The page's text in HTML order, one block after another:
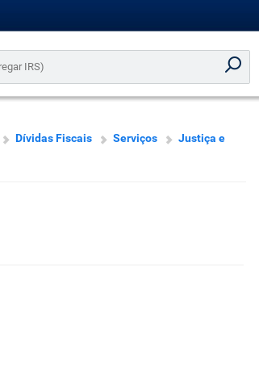
Dívidas Fiscais Serviços
Justiça e